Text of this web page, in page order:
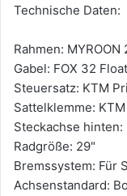
Technische Daten:
Rahmen: MYROON
Gabel: FOX 32
Steuersatz: KTM
Sattelklemme:
Steckachse hinten:
Radgröße: 29"
Bremssystem: Für
Achsenstandard: